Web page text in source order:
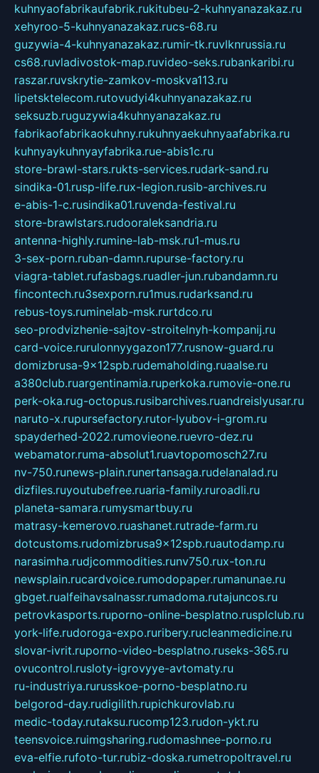
kuhnyaofabrikaufabrik.rukitubeu-2-kuhnyanazakaz.ru
xehyroo-5-kuhnyanazakaz.rucs-68.ru
guzywia-4-kuhnyanazakaz.rumir-tk.ruvlknrussia.ru
cs68.ruvladivostok-map.ruvideo-seks.rubankaribi.ru
raszar.ruvskrytie-zamkov-moskva113.ru
lipetsktelecom.rutovudyi4kuhnyanazakaz.ru
seksuzb.ruguzywia4kuhnyanazakaz.ru
fabrikaofabrikaokuhny.rukuhnyaekuhnyaafabrika.ru
kuhnyaykuhnyayfabrika.rue-abis1c.ru
store-brawl-stars.rukts-services.rudark-sand.ru
sindika-01.rusp-life.rux-legion.rusib-archives.ru
e-abis-1-c.rusindika01.ruvenda-festival.ru
store-brawlstars.rudooraleksandria.ru
antenna-highly.rumine-lab-msk.ru1-mus.ru
3-sex-porn.ruban-damn.rupurse-factory.ru
viagra-tablet.rufasbags.ruadler-jun.rubandamn.ru
fincontech.ru3sexporn.ru1mus.rudarksand.ru
rebus-toys.ruminelab-msk.rurtdco.ru
seo-prodvizhenie-sajtov-stroitelnyh-kompanij.ru
card-voice.rurulonnyygazon177.rusnow-guard.ru
domizbrusa-9x12spb.rudemaholding.ruaalse.ru
a380club.ruargentinamia.ruperkoka.rumovie-one.ru
perk-oka.rug-octopus.rusibarchives.ruandreislyusar.ru
naruto-x.rupursefactory.rutor-lyubov-i-grom.ru
spayderhed-2022.rumovieone.ruevro-dez.ru
webamator.ruma-absolut1.ruavtopomosch27.ru
nv-750.runews-plain.runertansaga.rudelanalad.ru
dizfiles.ruyoutubefree.ruaria-family.ruroadli.ru
planeta-samara.rumysmartbuy.ru
matrasy-kemerovo.ruashanet.rutrade-farm.ru
dotcustoms.rudomizbrusa9x12spb.ruautodamp.ru
narasimha.rudjcommodities.runv750.rux-ton.ru
newsplain.rucardvoice.rumodopaper.rumanunae.ru
gbget.rualfeihavsalnassr.rumadoma.rutajuncos.ru
petrovkasports.ruporno-online-besplatno.rusplclub.ru
york-life.rudoroga-expo.ruribery.rucleanmedicine.ru
slovar-ivrit.ruporno-video-besplatno.ruseks-365.ru
ovucontrol.rusloty-igrovyye-avtomaty.ru
ru-industriya.rurusskoe-porno-besplatno.ru
belgorod-day.rudigilith.rupichkurovlab.ru
medic-today.rutaksu.rucomp123.rudon-ykt.ru
teensvoice.ruimgsharing.rudomashnee-porno.ru
eva-elfie.rufoto-tur.rubiz-doska.rumetropoltravel.ru